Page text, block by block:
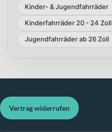
Kinder- & Jugendfahrräder
Kinderfahrräder 20 - 24 Zoll
Jugendfahrräder ab 26 Zoll
Vertrag widerrufen